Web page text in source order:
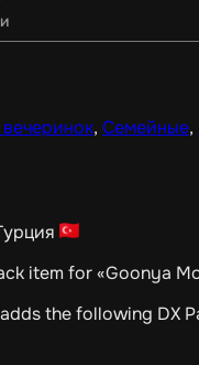
, Семейные,
item for «Goonya
the following DX